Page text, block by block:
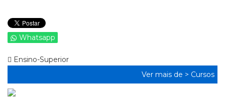
Whatsapp
Ensino-Superior
Ver mais de > Cursos